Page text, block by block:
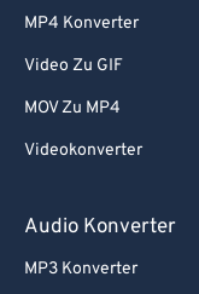
MP4 Konverter
Video Zu GIF
MOV Zu MP4
Videokonverter
Audio Konverter
MP3 Konverter